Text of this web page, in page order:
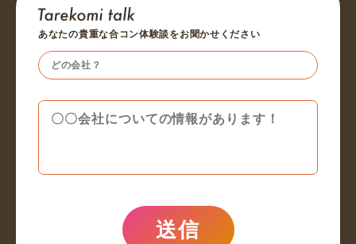
あなたの貴重な合コン体験談をお聞かせください
送信